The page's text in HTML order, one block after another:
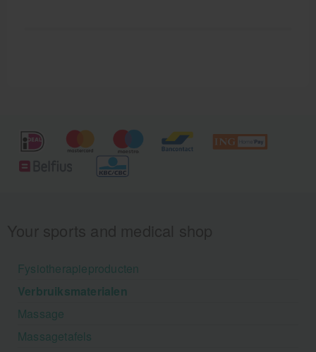
Fysiotherapieproducten
Verbruiksmaterialen
Massage
Massagetafels